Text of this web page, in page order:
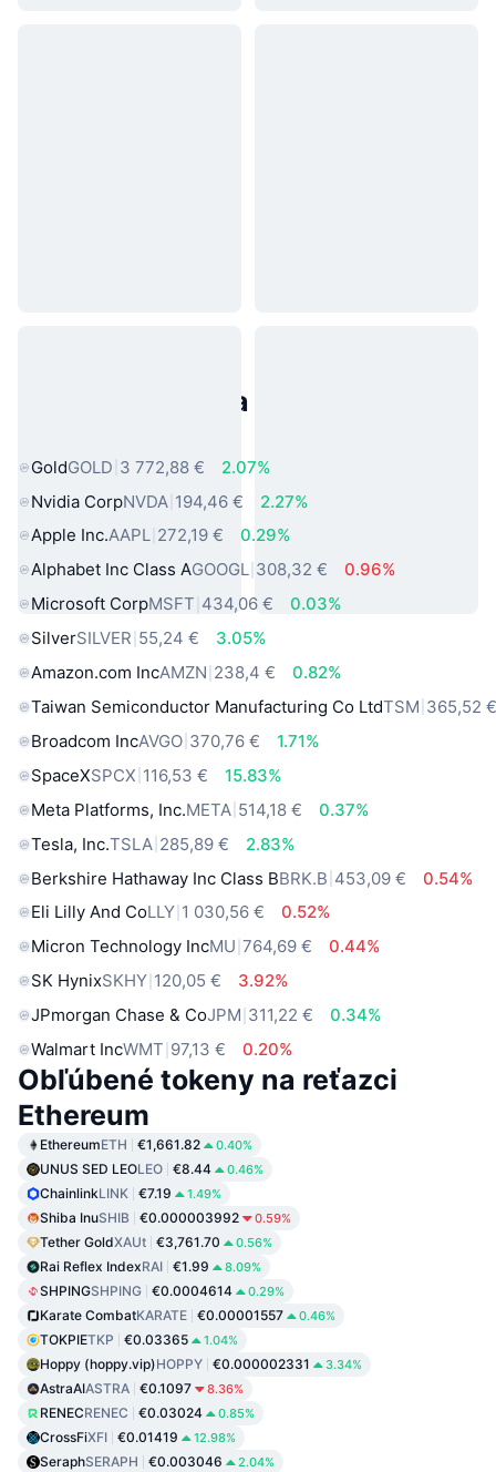
Populárne aktíva z reálneho
GoldGOLD 3 772,88 €
2.07%
Nvidia CorpNVDA 194,46 €
2.27%
Apple Inc.AAPL 272,19 €
0.29%
Alphabet Inc Class AGOOGL 308,32 €
0.96%
Microsoft CorpMSFT 434,06 €
0.03%
SilverSILVER 55,24 €
3.05%
Amazon.com IncAMZN 238,4 €
0.82%
Taiwan Semiconductor Manufacturing Co LtdTSM 365,52
Broadcom IncAVGO 370,76 €
1.71%
SpaceXSPCX 116,53 €
15.83%
Meta Platforms, Inc.META 514,18 €
0.37%
Tesla, Inc.TSLA 285,89 €
2.83%
Berkshire Hathaway Inc Class BBRK.B 453,09 €
0.54%
Eli Lilly And CoLLY 1 030,56 €
0.52%
Micron Technology IncMU 764,69 €
0.44%
SK HynixSKHY 120,05 €
3.92%
JPmorgan Chase & CoJPM 311,22 €
0.34%
Walmart IncWMT 97,13 € 0.20%
Obľúbené tokeny na reťazci
Ethereum
EthereumETH €1,661.82 0.40%
UNUS SED LEOLEO €8.44 0.46%
ChainlinkLINK €7.19 1.49%
Shiba InuSHIB €0.000003992 0.59%
Tether GoldXAUt €3,761.70 0.56%
Rai Reflex IndexRAI €1.99 8.09%
SHPINGSHPING €0.0004614 0.29%
Karate CombatKARATE €0.00001557 0.46%
TOKPIETKP €0.03365 1.04%
Hoppy (hoppy.vip)HOPPY €0.000002331 3.34%
AstraAIASTRA €0.1097 8.36%
RENECRENEC €0.03024 0.85%
CrossFiXFI €0.01419 12.98%
SeraphSERAPH €0.003046 2.04%